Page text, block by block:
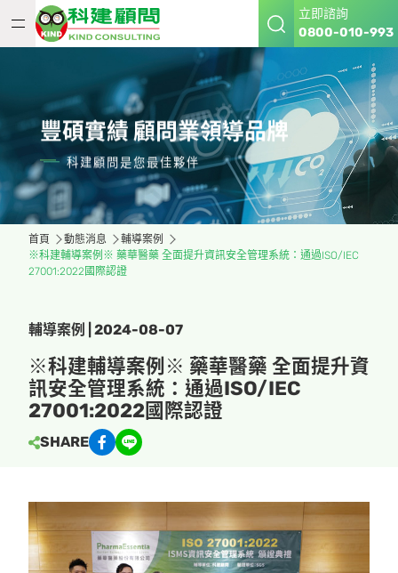
立即諮詢
0800-010-993
豐碩實績 顧問業領導品牌
科建顧問是您最佳夥伴
首頁 動態消息
輔導案例
※科建輔導案例※ 藥華醫藥 全面提升資訊安全管理系統：通過ISO/IEC
27001:2022國際認證
輔導案例 | 2024-08-07
※科建輔導案例※ 藥華醫藥 全面提升資
訊安全管理系統：通過ISO/IEC
27001:2022國際認證
SHARE